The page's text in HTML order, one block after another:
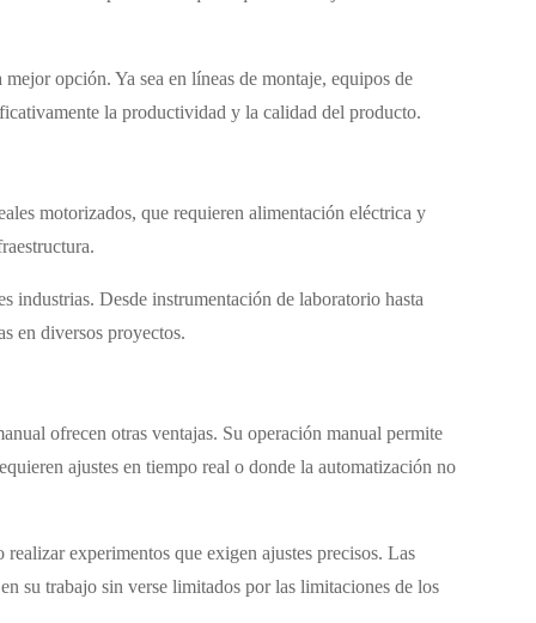
opción. Ya sea en líneas de montaje, equipos de
la productividad y la calidad del producto.
motorizados, que requieren alimentación eléctrica y
industrias. Desde instrumentación de laboratorio hasta
en diversos proyectos.
ofrecen otras ventajas. Su operación manual permite
ajustes en tiempo real o donde la automatización no
experimentos que exigen ajustes precisos. Las
su trabajo sin verse limitados por las limitaciones de los